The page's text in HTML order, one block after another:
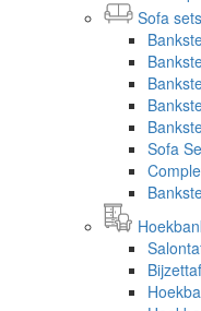
Sofa sets
Sofa